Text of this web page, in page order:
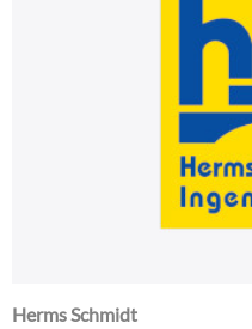
Herms Schmidt